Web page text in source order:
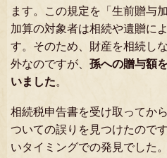
ます。この規定を「生前贈与
加算の対象者は相続や遺贈に
す。そのため、財産を相続し
外なのですが、 孫への贈与額
いました。
相続税申告書を受け取ってか
ついての誤りを見つけたので
いタイミングでの発見でした